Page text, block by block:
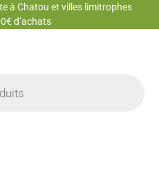
à Chatou et villes limitrophes
d’achats